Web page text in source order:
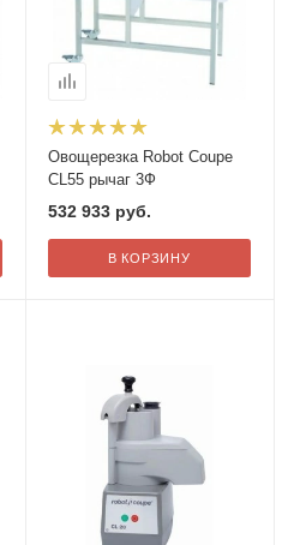
Овощерезка Robot Coupe
CL55 рычаг 3Ф
532 933руб.
В КОРЗИНУ